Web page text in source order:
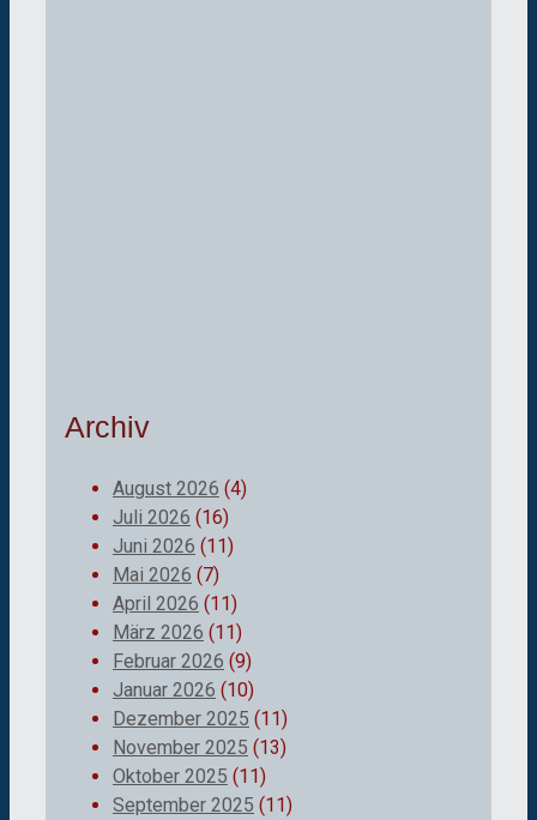
Archiv
August 2026 (4)
Juli 2026 (16)
Juni 2026 (11)
Mai 2026 (7)
April 2026 (11)
März 2026 (11)
Februar 2026 (9)
Januar 2026 (10)
Dezember 2025 (11)
November 2025 (13)
Oktober 2025 (11)
September 2025 (11)